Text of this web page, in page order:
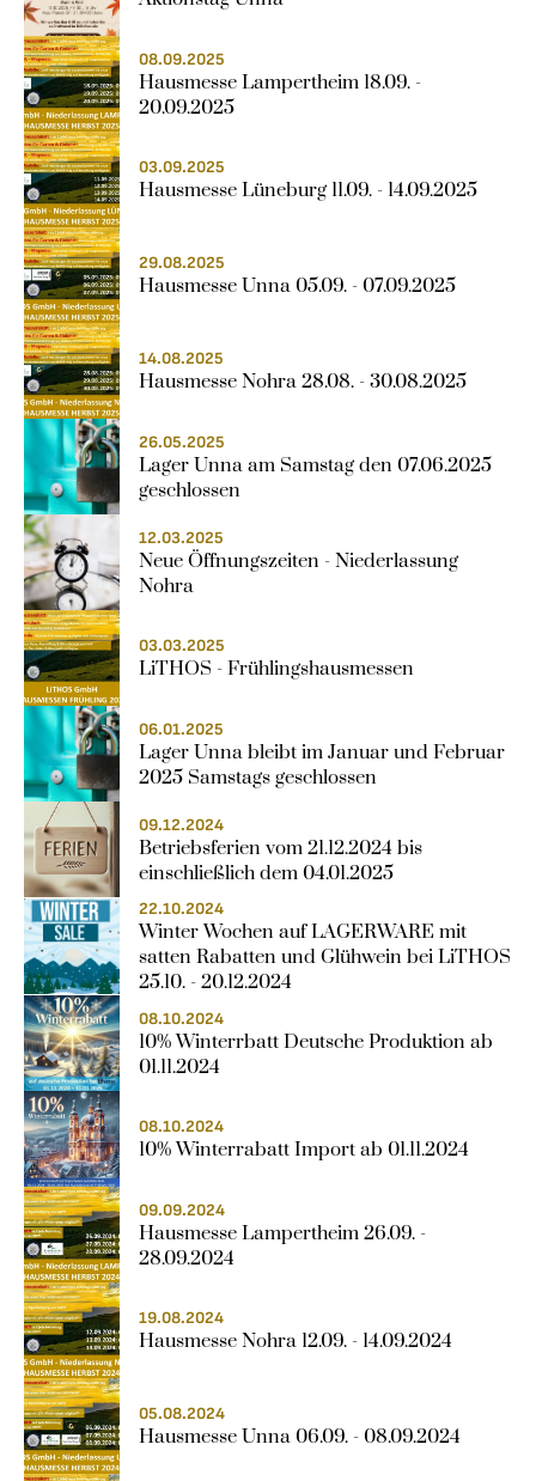
08.09.2025
Hausmesse Lampertheim 18.09. -
20.09.2025
03.09.2025
Hausmesse Lüneburg 11.09. - 14.09.2025
29.08.2025
Hausmesse Unna 05.09. - 07.09.2025
14.08.2025
Hausmesse Nohra 28.08. - 30.08.2025
26.05.2025
Lager Unna am Samstag den 07.06.2025
geschlossen
12.03.2025
Neue Öffnungszeiten - Niederlassung
Nohra
03.03.2025
LiTHOS - Frühlingshausmessen
06.01.2025
Lager Unna bleibt im Januar und Februar
2025 Samstags geschlossen
09.12.2024
Betriebsferien vom 21.12.2024 bis
einschließlich dem 04.01.2025
22.10.2024
Winter Wochen auf LAGERWARE mit
satten Rabatten und Glühwein bei LiTHOS
25.10. - 20.12.2024
08.10.2024
10% Winterrbatt Deutsche Produktion ab
01.11.2024
08.10.2024
10% Winterrabatt Import ab 01.11.2024
09.09.2024
Hausmesse Lampertheim 26.09. -
28.09.2024
19.08.2024
Hausmesse Nohra 12.09. - 14.09.2024
05.08.2024
Hausmesse Unna 06.09. - 08.09.2024